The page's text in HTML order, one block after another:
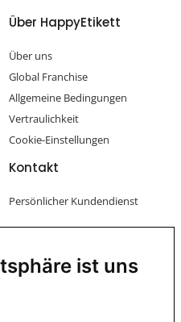
ist uns
Über HappyEtikett
Über uns
Global Franchise
Allgemeine Bedingungen
Vertraulichkeit
Cookie-Einstellungen
Kontakt
Persönlicher Kundendienst